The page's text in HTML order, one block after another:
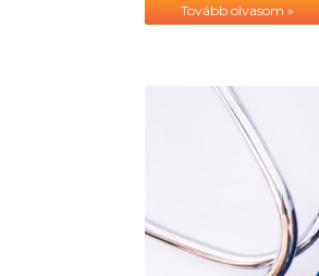
Tovább olvasom »